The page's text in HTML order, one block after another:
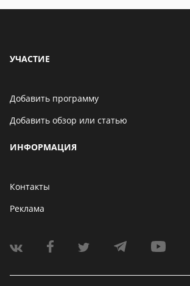
УЧАСТИЕ
Добавить программу
Добавить обзор или статью
ИНФОРМАЦИЯ
Контакты
Реклама